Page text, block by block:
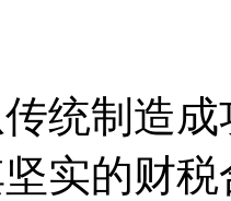
统制造
实的财